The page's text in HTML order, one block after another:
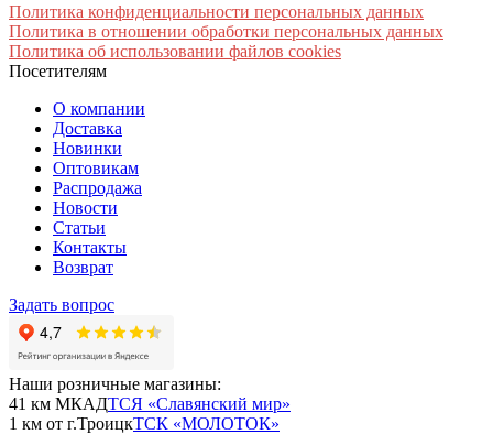
Политика конфиденциальности персональных данных
Политика в отношении обработки персональных данных
Политика об использовании файлов cookies
Посетителям
О компании
Доставка
Новинки
Оптовикам
Распродажа
Новости
Статьи
Контакты
Возврат
Задать вопрос
Наши розничные магазины:
41 км МКАДТСЯ «Славянский мир»
1 км от г.ТроицкТСК «МОЛОТОК»